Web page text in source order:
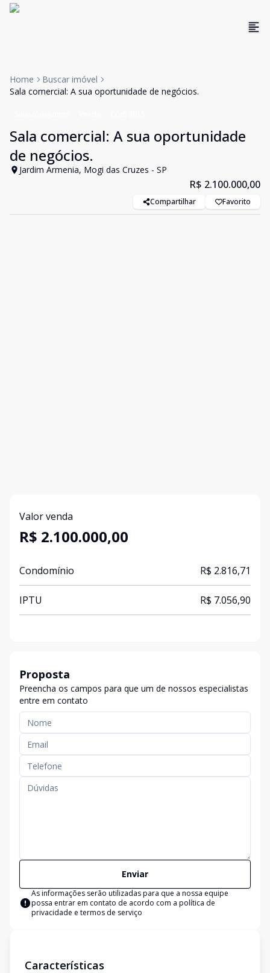
Home
Buscar imóvel
Sala comercial: A sua oportunidade de negócios.
Sala comercial: A sua oportunidade
de negócios.
Jardim Armenia, Mogi das Cruzes - SP
R$ 2.100.000,00
Compartilhar Favorito
Valor venda
R$ 2.100.000,00
Condomínio R$ 2.816,71
IPTU R$ 7.056,90
Proposta
Preencha os campos para que um de nossos especialistas
entre em contato
Enviar
As informações serão utilizadas para que a nossa equipe
possa entrar em contato de acordo com a política de
privacidade e termos de serviço
Características